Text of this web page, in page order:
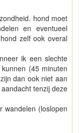
hond moet
en eventueel
zelf ook overal
ik een slechte
(45 minuten
dan ook niet aan
tenzij deze
wandelen (loslopen